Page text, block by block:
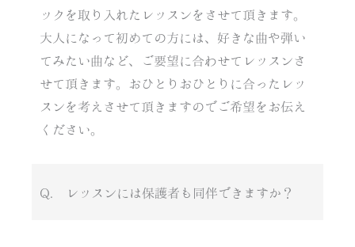
ックを取り入れたレッスンをさせて頂きます。
大人になって初めての方には、好きな曲や弾い
てみたい曲など、ご要望に合わせてレッスンさ
せて頂きます。おひとりおひとりに合ったレッ
スンを考えさせて頂きますのでご希望をお伝え
ください。
Q. レッスンには保護者も同伴できますか？